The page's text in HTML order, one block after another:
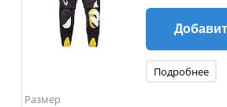
Подробнее
Размер